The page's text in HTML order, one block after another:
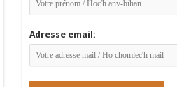
Adresse email: